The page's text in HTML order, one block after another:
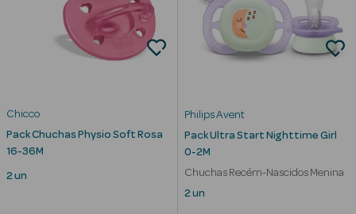
Chicco
Pack Chuchas Physio Soft Rosa
16-36M
2 un
Philips Avent
Pack Ultra Start Nighttime Girl
0-2M
Chuchas Recém-Nascidos Menina
2 un